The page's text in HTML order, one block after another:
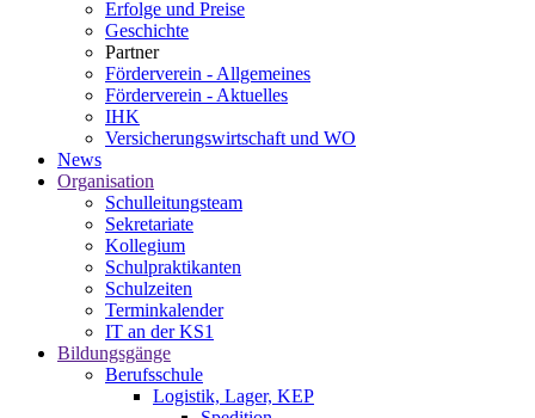
Erfolge und Preise
Geschichte
Partner
Förderverein - Allgemeines
Förderverein - Aktuelles
IHK
Versicherungswirtschaft und WO
News
Organisation
Schulleitungsteam
Sekretariate
Kollegium
Schulpraktikanten
Schulzeiten
Terminkalender
IT an der KS1
Bildungsgänge
Berufsschule
Logistik, Lager, KEP